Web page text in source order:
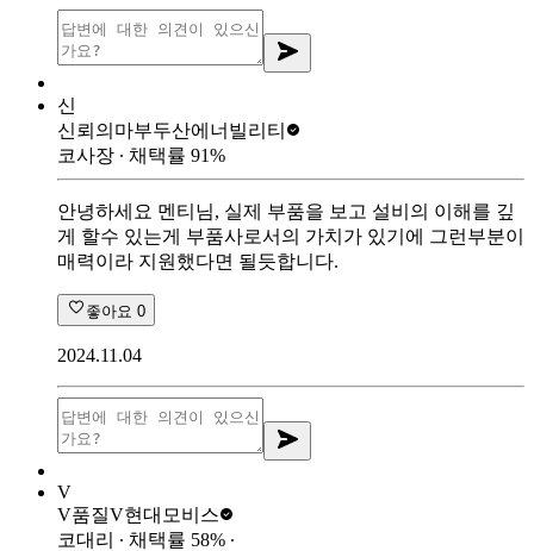
신
신뢰의마부두산에너빌리티
코사장 ∙ 채택률 91%
안녕하세요 멘티님, 실제 부품을 보고 설비의 이해를 깊
게 할수 있는게 부품사로서의 가치가 있기에 그런부분이
매력이라 지원했다면 될듯합니다.
좋아요 0
2024.11.04
V
V품질V현대모비스
코대리 ∙ 채택률 58% ∙